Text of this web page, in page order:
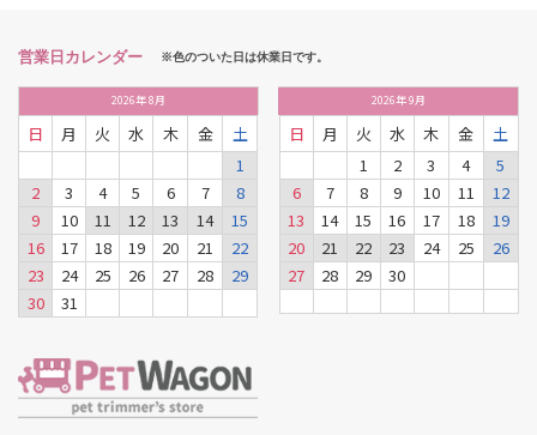
営業日カレンダー ※色のついた日は休業日です。
2026年8月
日 月 火 水 木 金
土
1
2
3 4 5 6 7
8
9
10 11 12 13 14
15
16
17 18 19 20 21
22
23
24 25 26 27 28
29
30
31
2026年9月
日 月 火 水 木 金
土
1
2 3 4
5
6
7 8 9 10 11
12
13
14 15 16 17 18
19
20
21 22 23 24 25
26
27
28 29 30